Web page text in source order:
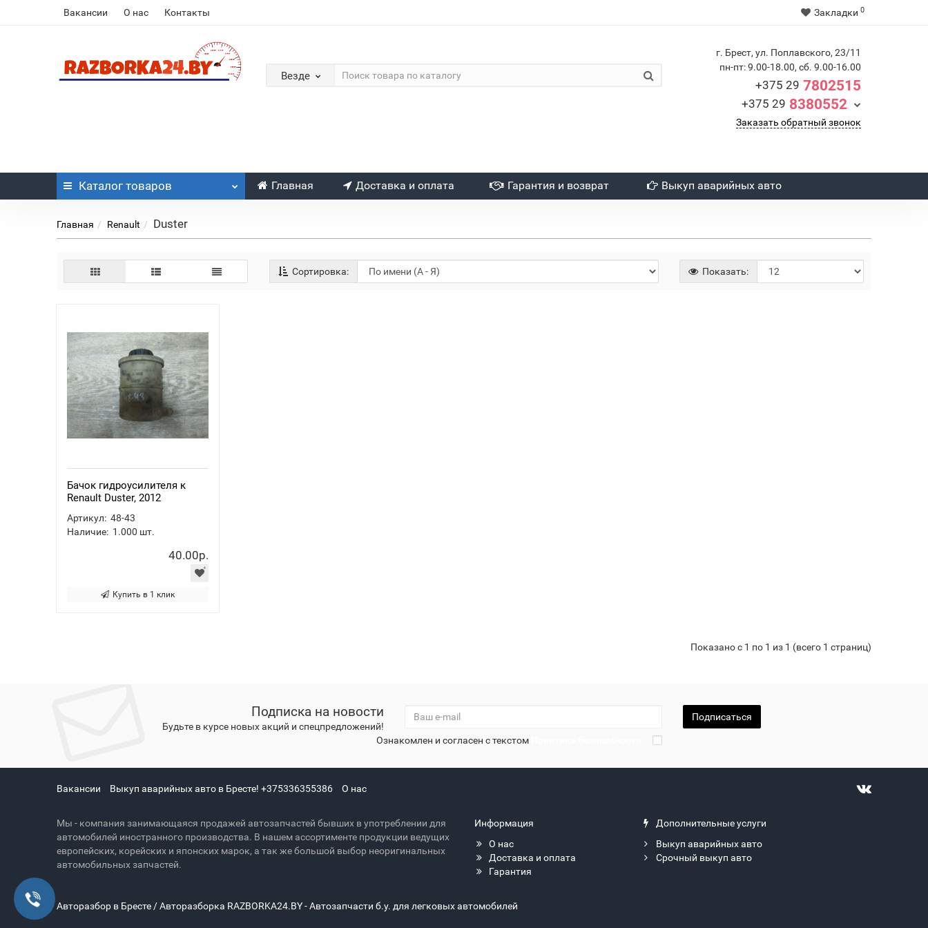
Вакансии О нас Контакты Закладки 0
Везде
г. Брест, ул. Поплавского, 23/11
пн-пт: 9.00-18.00, сб. 9.00-16.00
+375 29 7802515
+375 29 8380552
Заказать обратный звонок
Каталог товаров Главная Доставка и оплата Гарантия и возврат Выкуп аварийных авто
Главная Renault Duster
Сортировка: Показать:
Бачок гидроусилителя к
Renault Duster, 2012
Артикул: 48-43
Наличие: 1.000 шт.
40.00р.
Купить в 1 клик
Показано с 1 по 1 из 1 (всего 1 страниц)
Подписка на новости
Будьте в курсе новых акций и спецпредложений!
Подписаться
Ознакомлен и согласен с текстом
Вакансии Выкуп аварийных авто в Бресте! +375336355386 О нас
Мы - компания занимающаяся продажей автозапчастей бывших в употреблении для
автомобилей иностранного производства. В нашем ассортименте продукции ведущих
европейских, корейских и японских марок, а так же большой выбор неоригинальных
автомобильных запчастей.
Информация
О нас
Доставка и оплата
Гарантия
Дополнительные услуги
Выкуп аварийных авто
Срочный выкуп авто
Авторазбор в Бресте / Авторазборка RAZBORKA24.BY - Автозапчасти б.у. для легковых автомобилей